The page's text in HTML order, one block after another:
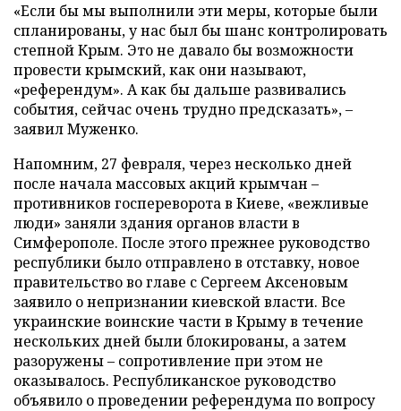
«Если бы мы выполнили эти меры, которые были
спланированы, у нас был бы шанс контролировать
степной Крым. Это не давало бы возможности
провести крымский, как они называют,
«референдум». А как бы дальше развивались
события, сейчас очень трудно предсказать», –
заявил Муженко.
Напомним, 27 февраля, через несколько дней
после начала массовых акций крымчан –
противников госпереворота в Киеве, «вежливые
люди» заняли здания органов власти в
Симферополе. После этого прежнее руководство
республики было отправлено в отставку, новое
правительство во главе с Сергеем Аксеновым
заявило о непризнании киевской власти. Все
украинские воинские части в Крыму в течение
нескольких дней были блокированы, а затем
разоружены – сопротивление при этом не
оказывалось. Республиканское руководство
объявило о проведении референдума по вопросу